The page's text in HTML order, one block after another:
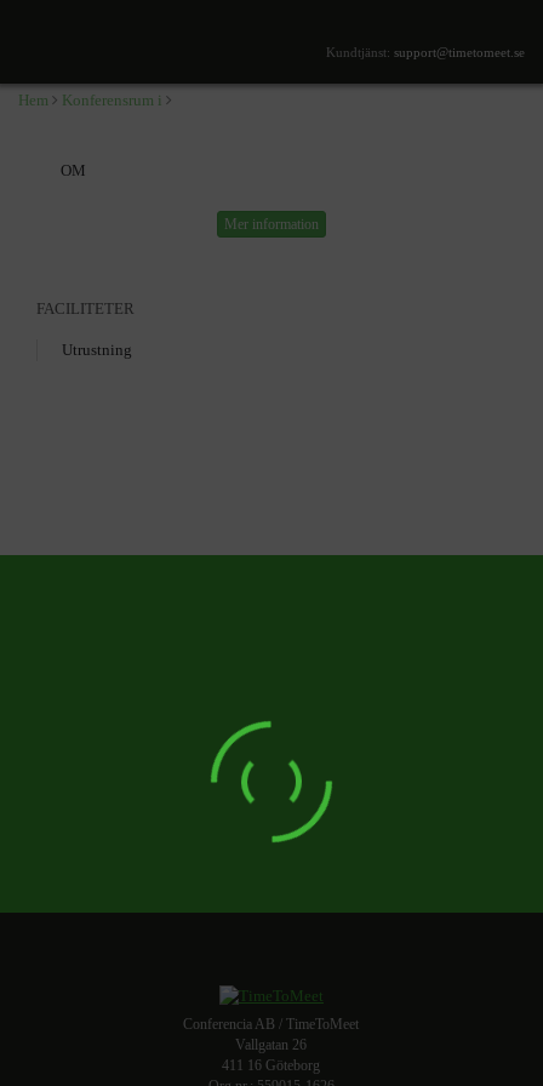
Kundtjänst: support@timetomeet.se
Hem Konferensrum i
OM
Mer information
FACILITETER
Utrustning
Conferencia AB / TimeToMeet
Vallgatan 26
411 16 Göteborg